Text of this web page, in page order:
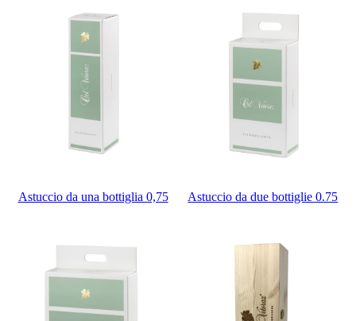
Astuccio da una bottiglia 0,75 Astuccio da due bottiglie 0.75